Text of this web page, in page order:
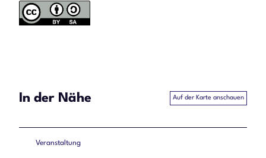
In der Nähe Auf der Karte anschauen
Veranstaltung